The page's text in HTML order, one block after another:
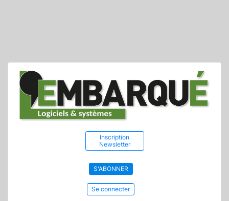
Inscription
Newsletter
S'ABONNER
Se connecter